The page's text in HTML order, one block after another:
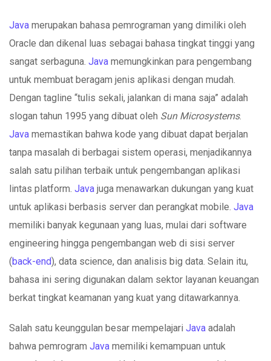
Java merupakan bahasa pemrograman yang dimiliki oleh
Oracle dan dikenal luas sebagai bahasa tingkat tinggi yang
sangat serbaguna. Java memungkinkan para pengembang
untuk membuat beragam jenis aplikasi dengan mudah.
Dengan tagline “tulis sekali, jalankan di mana saja” adalah
slogan tahun 1995 yang dibuat oleh Sun Microsystems.
Java memastikan bahwa kode yang dibuat dapat berjalan
tanpa masalah di berbagai sistem operasi, menjadikannya
salah satu pilihan terbaik untuk pengembangan aplikasi
lintas platform. Java juga menawarkan dukungan yang kuat
untuk aplikasi berbasis server dan perangkat mobile. Java
memiliki banyak kegunaan yang luas, mulai dari software
engineering hingga pengembangan web di sisi server
(back-end), data science, dan analisis big data. Selain itu,
bahasa ini sering digunakan dalam sektor layanan keuangan
berkat tingkat keamanan yang kuat yang ditawarkannya.
Salah satu keunggulan besar mempelajari Java adalah
bahwa pemrogram Java memiliki kemampuan untuk